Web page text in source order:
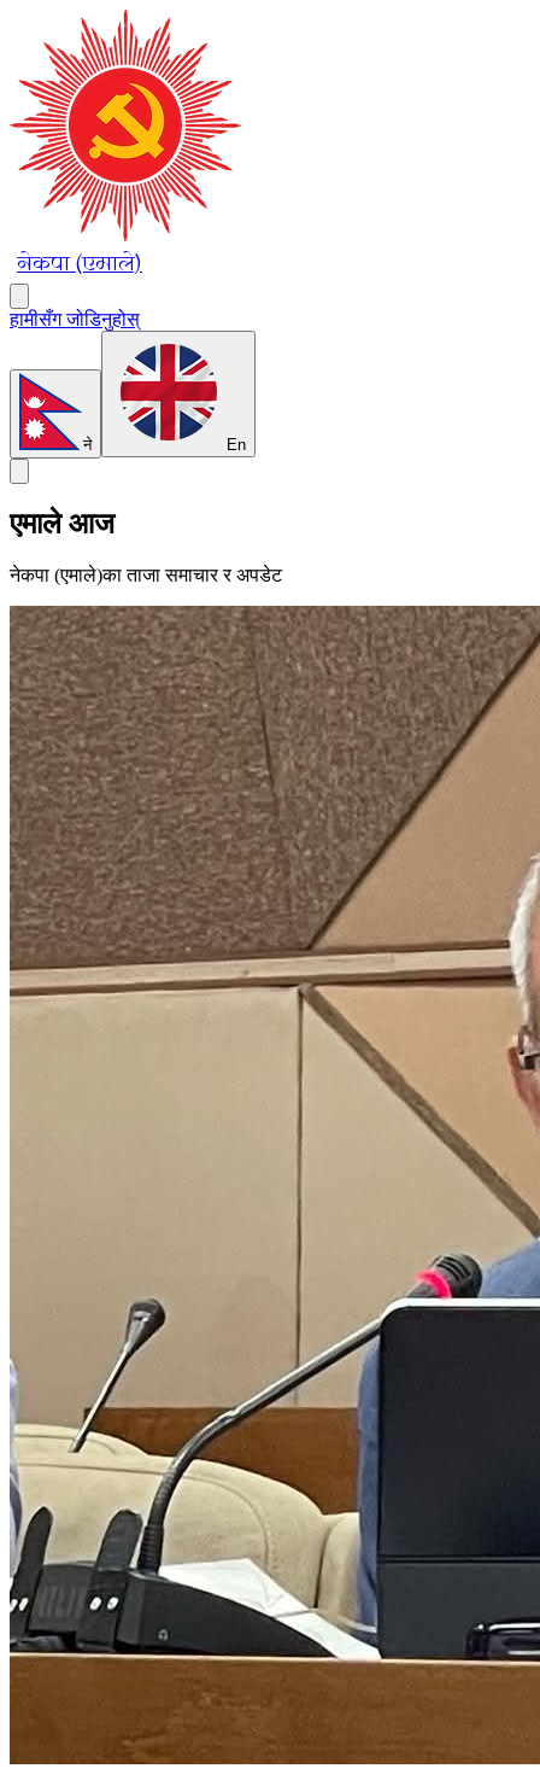
नेकपा (एमाले)
हामीसँग जोडिनुहोस्
ने En
एमाले आज
नेकपा (एमाले)का ताजा समाचार र अपडेट